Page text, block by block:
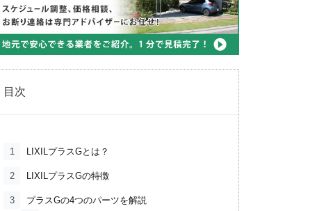
目次
1 LIXILプラスGとは？
2 LIXILプラスGの特徴
3
プラスGの4つのパーツを解説